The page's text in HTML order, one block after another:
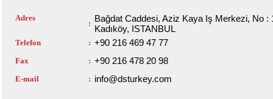
Adres
: Bağdat Caddesi, Aziz Kaya Iş Merkezi, No :
Kadıköy, ISTANBUL
Telefon : +90 216 469 47 77
Fax : +90 216 478 20 98
E-mail : info@dsturkey.com